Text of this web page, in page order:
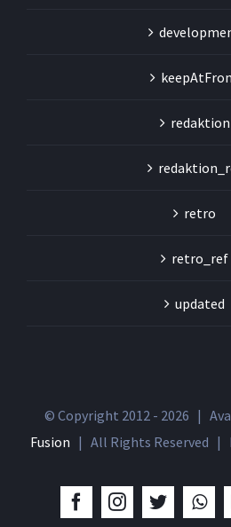
redaktion
retro
retro_ref
updated
© Copyright 2012 - 2026 |
Fusion | All Rights Reserved |
FacebookInstagram
Twitter